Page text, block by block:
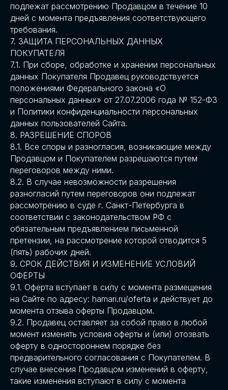
подлежат рассмотрению Продавцом в течение 10
дней с момента предъявления соответствующего
требования.
7. ЗАЩИТА ПЕРСОНАЛЬНЫХ ДАННЫХ
ПОКУПАТЕЛЯ
7.1. При сборе, обработке и хранении персональных
данных Покупателя Продавец руководствуется
положениями Федерального закона «О
персональных данных» от 27.07.2006 года № 152-ФЗ
и Политики конфиденциальности персональных
данных пользователей Сайта.
8. РАЗРЕШЕНИЕ СПОРОВ
8.1. Все споры и разногласия, возникающие между
Продавцом и Покупателем разрешаются путем
переговоров между ними.
8.2. В случае невозможности разрешения
разногласий путем переговоров они подлежат
рассмотрению в суде г. Санкт-Петербурга в
соответствии с законодательством РФ с
обязательным предъявлением письменной
претензии, на рассмотрение которой отводится 5
(пять) рабочих дней.
9. СРОК ДЕЙСТВИЯ И ИЗМЕНЕНИЕ УСЛОВИЙ
ОФЕРТЫ
9.1. Оферта вступает в силу с момента размещения
на Сайте по адресу: hamari.ru/oferta и действует до
момента отзыва оферты Продавцом.
9.2. Продавец оставляет за собой право в любой
момент изменять условия оферты и (или) отозвать
оферту в одностороннем порядке без
предварительного согласования с Покупателем. В
случае внесения Продавцом изменений в оферту,
такие изменения вступают в силу с момента